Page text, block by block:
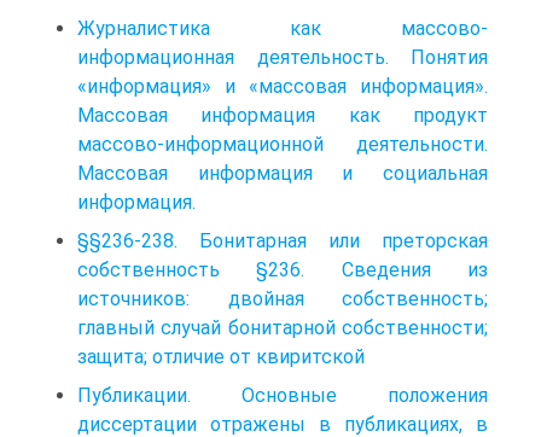
Журналистика как массово-
информационная деятельность. Понятия
«информация» и «массовая информация».
Массовая информация как продукт
массово-информационной деятельности.
Массовая информация и социальная
информация.
§§236-238. Бонитарная или преторская
собственность §236. Сведения из
источников: двойная собственность;
главный случай бонитарной собственности;
защита; отличие от квиритской
Публикации. Основные положения
диссертации отражены в публикациях, в